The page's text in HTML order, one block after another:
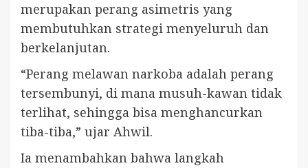
merupakan perang asimetris yang
membutuhkan strategi menyeluruh dan
berkelanjutan.
“Perang melawan narkoba adalah perang
tersembunyi, di mana musuh-kawan tidak
terlihat, sehingga bisa menghancurkan
tiba-tiba,” ujar Ahwil.
Ia menambahkan bahwa langkah